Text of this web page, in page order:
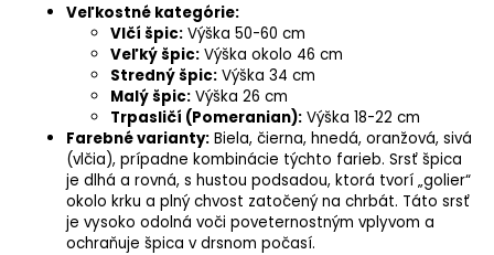
Veľkostné kategórie:
Vlčí špic: Výška 50-60 cm
Veľký špic: Výška okolo 46 cm
Stredný špic: Výška 34 cm
Malý špic: Výška 26 cm
Trpasličí (Pomeranian): Výška 18-22 cm
Farebné varianty: Biela, čierna, hnedá, oranžová, sivá
(vlčia), prípadne kombinácie týchto farieb. Srsť špica
je dlhá a rovná, s hustou podsadou, ktorá tvorí „golier“
okolo krku a plný chvost zatočený na chrbát. Táto srsť
je vysoko odolná voči poveternostným vplyvom a
ochraňuje špica v drsnom počasí.